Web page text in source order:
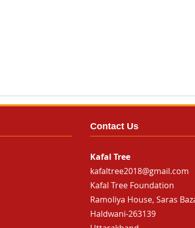
Contact Us
Kafal Tree
kafaltree2018@gmail.com
Kafal Tree Foundation
Ramoliya House, Saras
Haldwani-263139